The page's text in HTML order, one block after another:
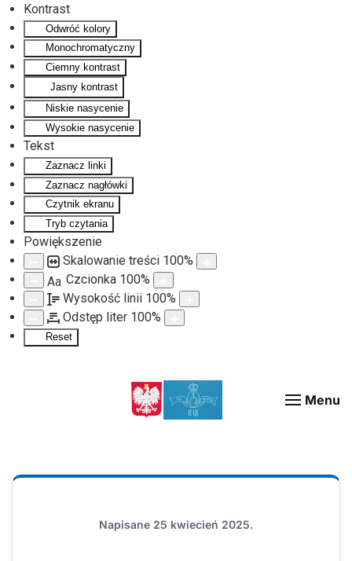
Kontrast
Odwróć kolory
Monochromatyczny
Ciemny kontrast
Jasny kontrast
Niskie nasycenie
Wysokie nasycenie
Tekst
Zaznacz linki
Zaznacz nagłówki
Czytnik ekranu
Tryb czytania
Powiększenie
Skalowanie treści 100%
Aa Czcionka 100%
Wysokość linii 100%
Odstęp liter 100%
Reset
Menu
Napisane 25 kwiecień 2025.